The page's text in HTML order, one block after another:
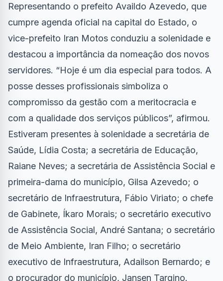
Representando o prefeito Availdo Azevedo, que
cumpre agenda oficial na capital do Estado, o
vice-prefeito Iran Motos conduziu a solenidade e
destacou a importância da nomeação dos novos
servidores. “Hoje é um dia especial para todos. A
posse desses profissionais simboliza o
compromisso da gestão com a meritocracia e
com a qualidade dos serviços públicos”, afirmou.
Estiveram presentes à solenidade a secretária de
Saúde, Lídia Costa; a secretária de Educação,
Raiane Neves; a secretária de Assistência Social e
primeira-dama do município, Gilsa Azevedo; o
secretário de Infraestrutura, Fábio Viriato; o chefe
de Gabinete, Íkaro Morais; o secretário executivo
de Assistência Social, André Santana; o secretário
de Meio Ambiente, Iran Filho; o secretário
executivo de Infraestrutura, Adailson Bernardo; e
o procurador do município, Jansen Targino.